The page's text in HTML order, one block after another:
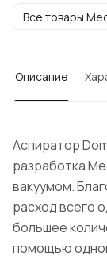
Все товары
Описание
Аспиратор
разработка
вакуумом.
расход всего
большее
помощью